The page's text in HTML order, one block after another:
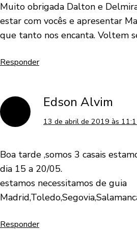
Muito obrigada Dalton e
estar com vocês e apresentar
que tanto nos encanta. Voltem
Responder
Edson Alvim
13 de abril de 2019 às
Boa tarde ,somos 3 casais
dia 15 a 20/05.
estamos necessitamos de guia
Responder